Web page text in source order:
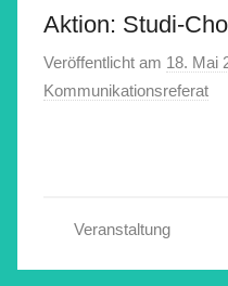
Aktion: Studi-
Veröffentlicht am 18. Mai
Kommunikationsreferat
Veranstaltung